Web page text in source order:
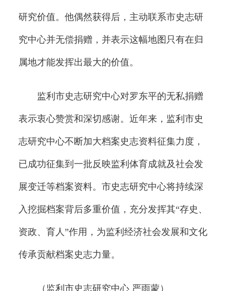
研究价值。他偶然获得后，主动联系市史志研
究中心并无偿捐赠，并表示这幅地图只有在归
属地才能发挥出最大的价值。
监利市史志研究中心对罗东平的无私捐赠
表示衷心赞赏和深切感谢。近年来，监利市史
志研究中心不断加大档案史志资料征集力度，
已成功征集到一批反映监利体育成就及社会发
展变迁等档案资料。市史志研究中心将持续深
入挖掘档案背后多重价值，充分发挥其“存史、
资政、育人”作用，为监利经济社会发展和文化
传承贡献档案史志力量。
（监利市史志研究中心 严雨蒙）